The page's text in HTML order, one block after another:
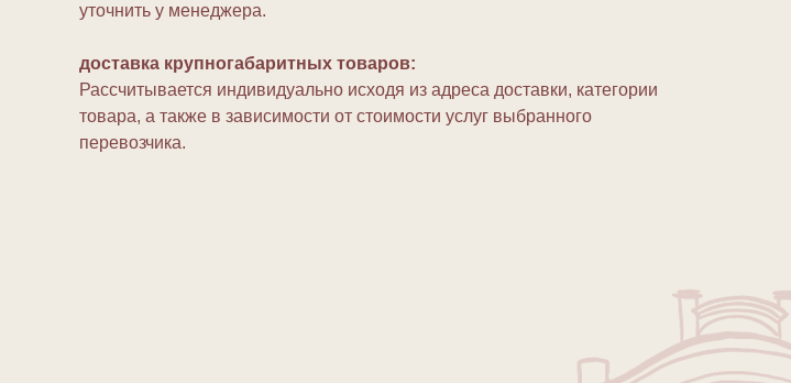
уточнить у менеджера.
доставка крупногабаритных товаров:
Рассчитывается индивидуально исходя из адреса доставки, категории
товара, а также в зависимости от стоимости услуг выбранного
перевозчика.